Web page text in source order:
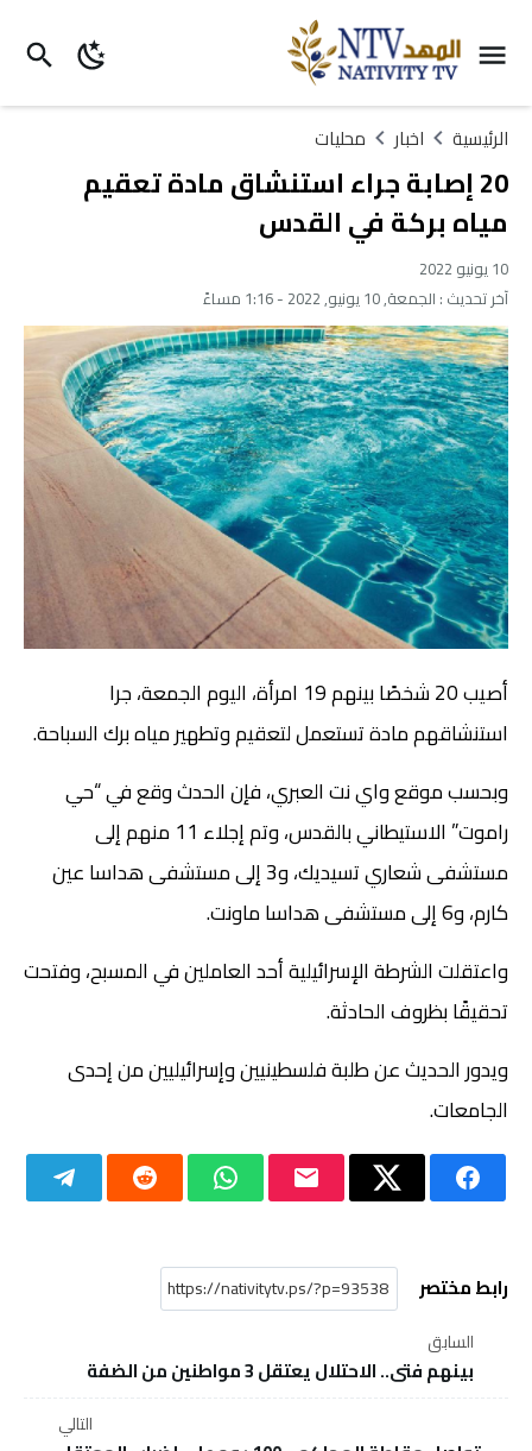
الرئيسية اخبار محليات
20 إصابة جراء استنشاق مادة تعقيم
مياه بركة في القدس
10 يونيو 2022
آخر تحديث : الجمعة, 10 يونيو, 2022 - 1:16 مساءً
أصيب 20 شخصًا بينهم 19 امرأة، اليوم الجمعة، جرا
استنشاقهم مادة تستعمل لتعقيم وتطهير مياه برك السباحة.
وبحسب موقع واي نت العبري، فإن الحدث وقع في “حي
راموت” الاستيطاني بالقدس، وتم إجلاء 11 منهم إلى
مستشفى شعاري تسيديك، و3 إلى مستشفى هداسا عين
كارم، و6 إلى مستشفى هداسا ماونت.
واعتقلت الشرطة الإسرائيلية أحد العاملين في المسبح، وفتحت
تحقيقًا بظروف الحادثة.
ويدور الحديث عن طلبة فلسطينيين وإسرائيليين من إحدى
الجامعات.
رابط مختصر
السابق
بينهم فتى.. الاحتلال يعتقل 3 مواطنين من الضفة
التالي